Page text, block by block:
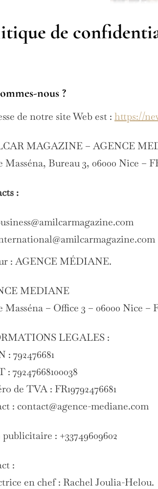
de
nous ?
de notre site Web est : https://
MAGAZINE – AGENCE
Masséna, Bureau 3, 06000 Nice –
:
: AGENCE MÉDIANE.
MEDIANE
Masséna – Office 3 – 06000 Nice –
LEGALES :
: 792476681
: 79247668100038
de TVA : FR19792476681
: contact@agence-mediane.com
publicitaire : +33749609602
:
en chef : Rachel Joulia-Helou.